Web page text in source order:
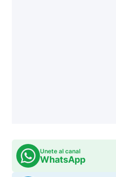
Unete al canal
WhatsApp